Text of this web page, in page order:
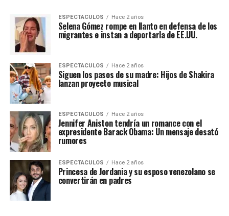
ESPECTACULOS Hace 2 años
Selena Gómez rompe en llanto en defensa de los
migrantes e instan a deportarla de EE.UU.
ESPECTACULOS Hace 2 años
Siguen los pasos de su madre: Hijos de Shakira
lanzan proyecto musical
ESPECTACULOS Hace 2 años
Jennifer Aniston tendría un romance con el
expresidente Barack Obama: Un mensaje desató
rumores
ESPECTACULOS Hace 2 años
Princesa de Jordania y su esposo venezolano se
convertirán en padres